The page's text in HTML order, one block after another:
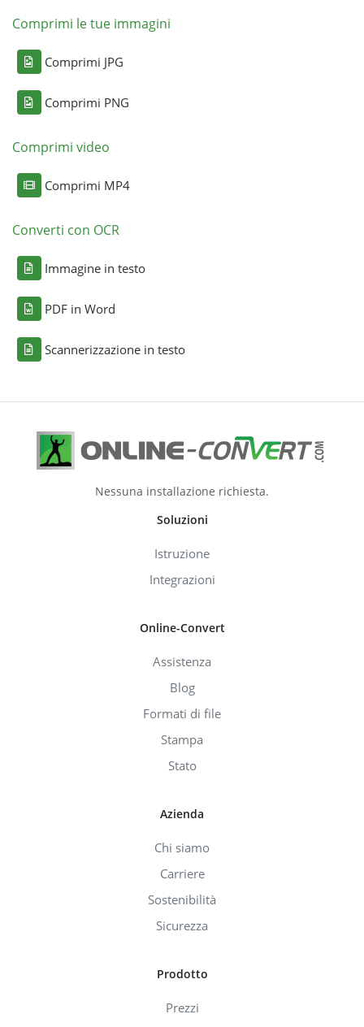
Comprimi le tue immagini
Comprimi JPG
Comprimi PNG
Comprimi video
Comprimi MP4
Converti con OCR
Immagine in testo
PDF in Word
Scannerizzazione in testo
Nessuna installazione richiesta.
Soluzioni
Istruzione
Integrazioni
Online-Convert
Assistenza
Blog
Formati di file
Stampa
Stato
Azienda
Chi siamo
Carriere
Sostenibilità
Sicurezza
Prodotto
Prezzi